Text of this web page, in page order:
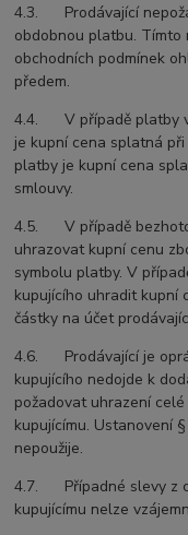
4.3. Prodávající
obdobnou platbu. Tímto
obchodních podmínek
předem.
4.4. V případě platby v
je kupní cena splatná
platby je kupní cena
smlouvy.
4.5. V případě
uhrazovat kupní cenu
symbolu platby. V
kupujícího uhradit kupní
částky na účet
4.6. Prodávající je
kupujícího nedojde k
požadovat uhrazení
kupujícímu. Ustanovení
nepoužije.
4.7. Případné slevy z
kupujícímu nelze